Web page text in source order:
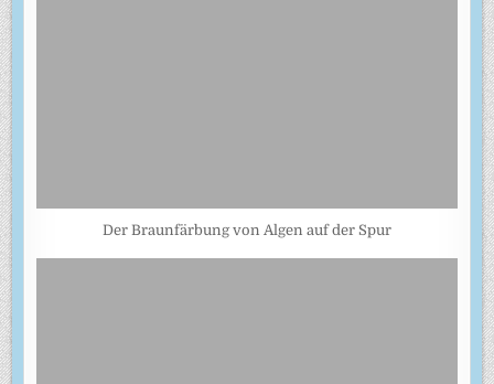
Der Braunfärbung von Algen auf der Spur